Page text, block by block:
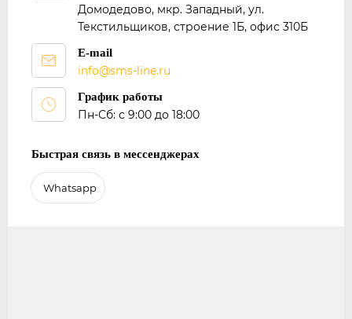
Домодедово, мкр. Западный, ул.
Текстильщиков, строение 1Б, офис 310Б
E-mail
info@sms-line.ru
График работы
Пн-Сб: с 9:00 до 18:00
Быстрая связь в мессенджерах
Whatsapp